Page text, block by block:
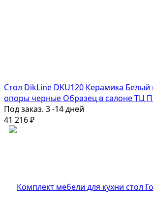
Стол DikLine DKU120 Керамика
опоры черные Образец в салоне ТЦ
Под заказ. 3 -14 дней
41 216 ₽